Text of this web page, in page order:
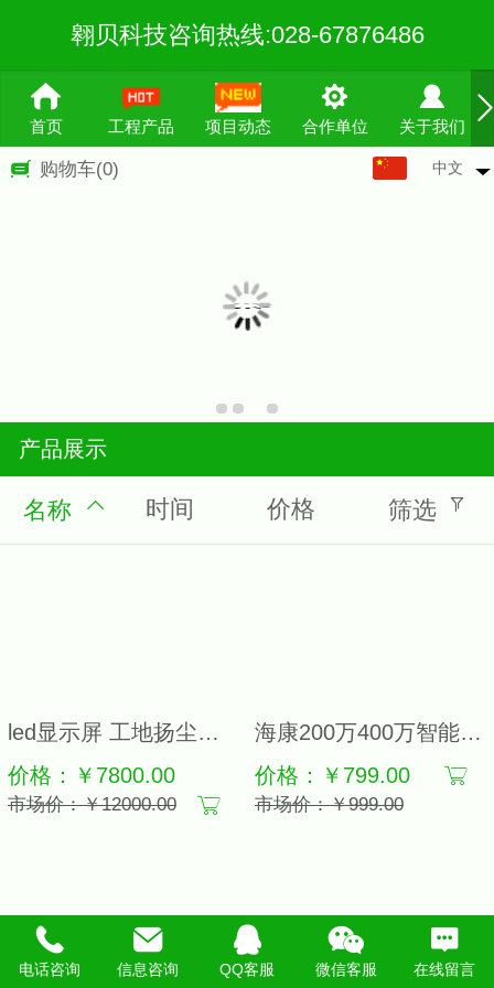
翱贝科技咨询热线:028-67876486
首页 工程产品 项目动态 合作单位 关于我们
购物车(0) 中文
产品展示
名称 时间 价格 筛选
led显示屏 工地扬尘噪音在线监测系统建筑粉尘pm10环境监控pm2.5
价格：￥7800.00
市场价：￥12000.00
海康200万400万智能人脸抓拍对讲摄像机DS-2CD3626/46FWDA2/F-IZS
价格：￥799.00
市场价：￥999.00
电话咨询 信息咨询 QQ客服 微信客服 在线留言